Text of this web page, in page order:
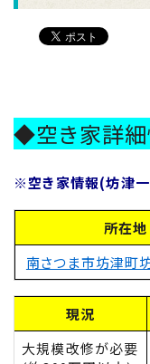
◆空き家詳
※空き家情報(坊津
所在地
南さつま市坊津町
現況
大規模改修が必要